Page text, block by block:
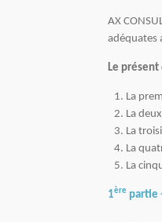
AX
adéquates
Le présent
La
La
La
La
La
1ère partie